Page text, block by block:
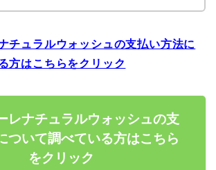
チュラルウォッシュの支払い方法に
方はこちらをクリック
レナチュラルウォッシュの支
ついて調べている方はこちら
をクリック